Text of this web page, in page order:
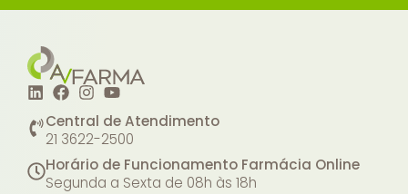
Central de Atendimento
21 3622-2500
Horário de Funcionamento Farmácia Online
Segunda a Sexta de 08h às 18h